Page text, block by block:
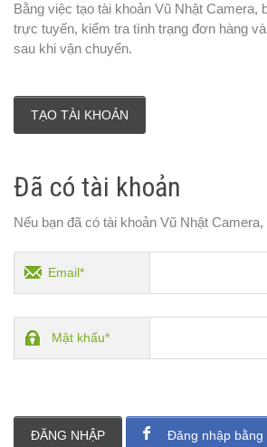
Bằng việc tạo tài khoản Vũ Nhật Camera,
trực tuyến, kiểm tra tình trạng đơn hàng
sau khi vận chuyển.
TẠO TÀI KHOẢN
Đã có tài khoản
Nếu bạn đã có tài khoản Vũ Nhật
Email*
Mật khẩu*
ĐĂNG NHẬP Đăng nhập bằng